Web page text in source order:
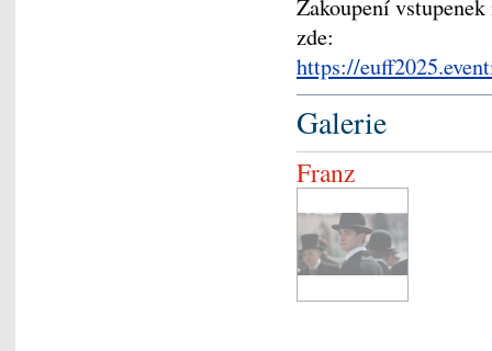
Zakoupení
zde:
https://
Galerie
Franz